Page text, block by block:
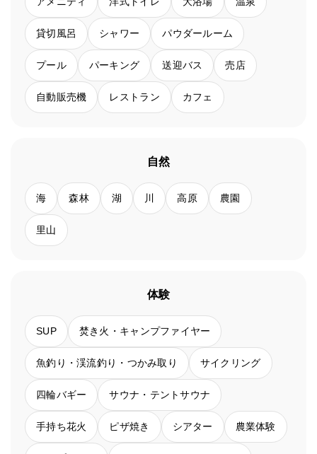
貸切風呂 シャワー パウダールーム
プール パーキング 送迎バス 売店
自動販売機 レストラン カフェ
自然
海 森林 湖 川 高原 農園
里山
体験
SUP 焚き火・キャンプファイヤー
魚釣り・渓流釣り・つかみ取り サイクリング
四輪バギー サウナ・テントサウナ
手持ち花火 ピザ焼き シアター 農業体験